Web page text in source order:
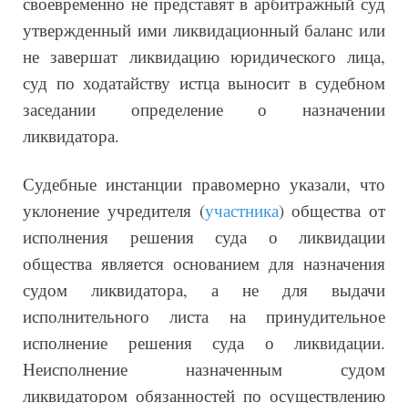
утвержденный ими ликвидационный баланс или
не завершат ликвидацию юридического лица,
суд по ходатайству истца выносит в судебном
заседании определение о назначении
ликвидатора.
Судебные инстанции правомерно указали, что
уклонение учредителя (участника) общества от
исполнения решения суда о ликвидации
общества является основанием для назначения
судом ликвидатора, а не для выдачи
исполнительного листа на принудительное
исполнение решения суда о ликвидации.
Неисполнение назначенным судом
ликвидатором обязанностей по осуществлению